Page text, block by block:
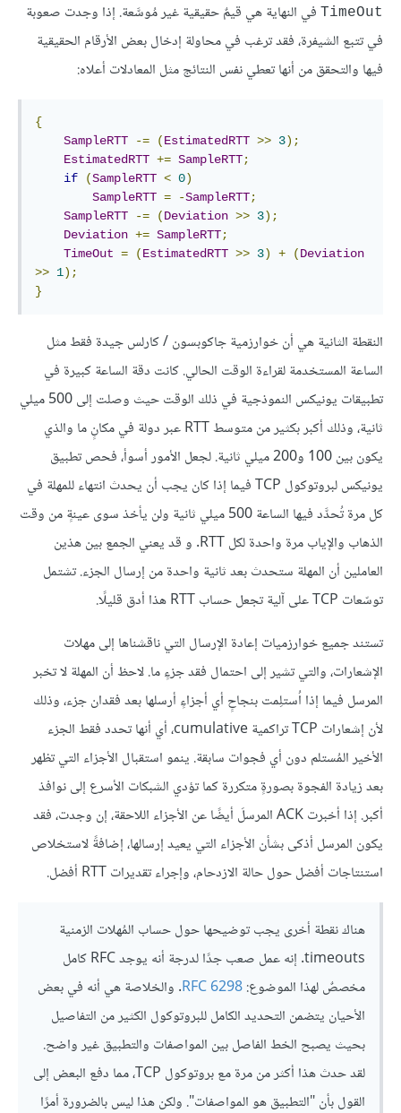
TimeOut في النهاية هي قيمٌ حقيقية غير مُوسَّعة. إذا وجدت صعوبة
في تتبع الشيفرة، فقد ترغب في محاولة إدخال بعض الأرقام الحقيقية
فيها والتحقق من أنها تعطي نفس النتائج مثل المعادلات أعلاه:
{
SampleRTT
-= (EstimatedRTT >> 3);
EstimatedRTT += SampleRTT;
if
(SampleRTT < 0)
SampleRTT = -SampleRTT;
SampleRTT
-= (Deviation >> 3);
Deviation += SampleRTT;
TimeOut = (EstimatedRTT >> 3) + (Deviation
>> 1);
}
النقطة الثانية هي أن خوارزمية جاكوبسون / كارلس جيدة فقط مثل
الساعة المستخدمة لقراءة الوقت الحالي. كانت دقة الساعة كبيرة في
تطبيقات يونيكس النموذجية في ذلك الوقت حيث وصلت إلى 500 ميلي
ثانية، وذلك أكبر بكثير من متوسط RTT عبر دولة في مكانٍ ما والذي
يكون بين 100 و200 ميلي ثانية. لجعل الأمور أسوأ، فحص تطبيق
يونيكس لبروتوكول TCP فيما إذا كان يجب أن يحدث انتهاء للمهلة في
كل مرة تُحدَّد فيها الساعة 500 ميلي ثانية ولن يأخذ سوى عينةٍ من وقت
الذهاب والإياب مرة واحدة لكل RTT. و قد يعني الجمع بين هذين
العاملين أن المهلة ستحدث بعد ثانية واحدة من إرسال الجزء. تشتمل
توسّعات TCP على آلية تجعل حساب RTT هذا أدق قليلًا.
تستند جميع خوارزميات إعادة الإرسال التي ناقشناها إلى مهلات
الإشعارات، والتي تشير إلى احتمال فقد جزءٍ ما. لاحظ أن المهلة لا تخبر
المرسل فيما إذا اُستلِمت بنجاحٍ أي أجزاءٍ أرسلها بعد فقدان جزء، وذلك
لأن إشعارات TCP تراكمية cumulative، أي أنها تحدد فقط الجزء
الأخير المُستلم دون أي فجوات سابقة. ينمو استقبال الأجزاء التي تظهر
بعد زيادة الفجوة بصورةٍ متكررة كما تؤدي الشبكات الأسرع إلى نوافذ
أكبر. إذا أخبرت ACK المرسلَ أيضًا عن الأجزاء اللاحقة، إن وجدت، فقد
يكون المرسل أذكى بشأن الأجزاء التي يعيد إرسالها، إضافةً لاستخلاص
استنتاجات أفضل حول حالة الازدحام، وإجراء تقديرات RTT أفضل.
هناك نقطة أخرى يجب توضيحها حول حساب المُهلات الزمنية
timeouts. إنه عمل صعب جدًا لدرجة أنه يوجد RFC كامل
مخصصٌ لهذا الموضوع:RFC 6298. والخلاصة هي أنه في بعض
الأحيان يتضمن التحديد الكامل للبروتوكول الكثير من التفاصيل
بحيث يصبح الخط الفاصل بين المواصفات والتطبيق غير واضح.
لقد حدث هذا أكثر من مرة مع بروتوكول TCP، مما دفع البعض إلى
القول بأن "التطبيق هو المواصفات". ولكن هذا ليس بالضرورة أمرًا